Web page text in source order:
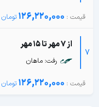
126,220,000
7
از 7 مهر تا 15 مهر
رفت: ماهان
126,220,000